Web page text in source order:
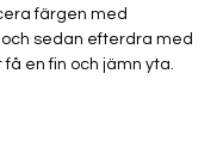
färgen med
sedan efterdra med
en fin och jämn yta.